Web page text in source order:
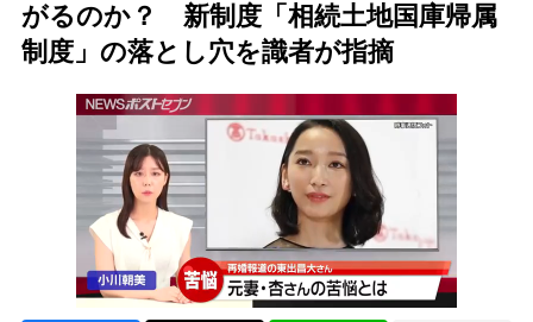
がるのか？ 新制度「相続土地国庫帰属
制度」の落とし穴を識者が指摘